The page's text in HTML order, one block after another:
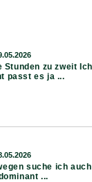
zu zweit
passt es ja ...
suche ich
...